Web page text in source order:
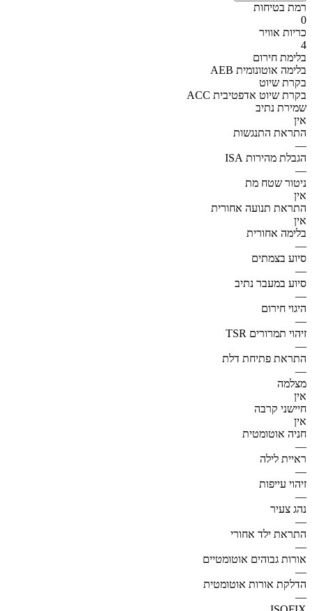
רמת בטיחות
0
כריות אוויר
4
בלימת חירום
AEB בלימה אוטונומית
בקרת שיוט
ACC בקרת שיוט אדפטיבית
שמירת נתיב
אין
התראת התנגשות
—
הגבלת מהירות ISA
—
ניטור שטח מת
אין
התראת תנועה אחורית
אין
בלימה אחורית
—
סיוע בצמתים
—
סיוע במעבר נתיב
—
היגוי חירום
—
זיהוי תמרורים TSR
—
התראת פתיחת דלת
—
מצלמה
אין
חיישני קרבה
אין
חניה אוטומטית
—
ראיית לילה
—
זיהוי עייפות
—
נהג צעיר
—
התראת ילד אחורי
—
אורות גבוהים אוטומטיים
—
הדלקת אורות אוטומטית
—